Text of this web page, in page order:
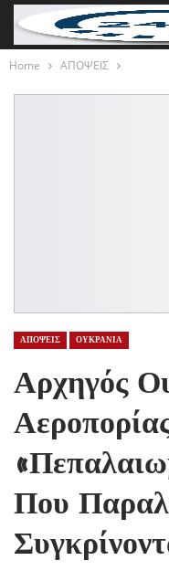
Home ΑΠΟΨΕΙΣ
ΑΠΟΨΕΙΣ ΟΥΚΡΑΝΙΑ
Αρχηγός
Που